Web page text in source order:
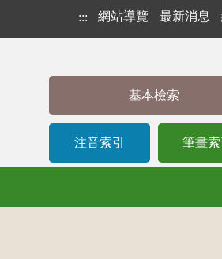
::: 網站導覽 最新消息
基本檢索
注音索引 筆畫索